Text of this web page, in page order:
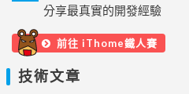
分享最真實的開發經驗
前往 iThome鐵人賽
技術文章